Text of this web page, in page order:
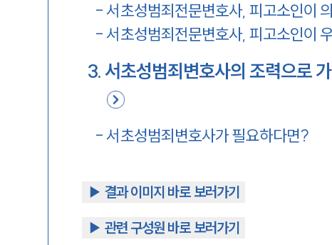
-서초성범죄전문변호사, 피고소인이
-서초성범죄전문변호사, 피고소인이
3.서초성범죄변호사의 조력으로
-서초성범죄변호사가 필요하다면?
▶︎ 결과 이미지 바로 보러가기
▶︎ 관련 구성원 바로 보러가기